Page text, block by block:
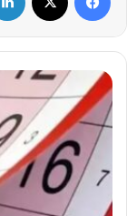
#أطول
عطلة
رسمية..
موعد
إجازة
عيد
الأضحى